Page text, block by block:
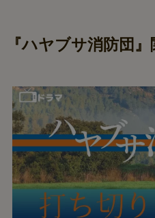
『ハヤブサ消防団